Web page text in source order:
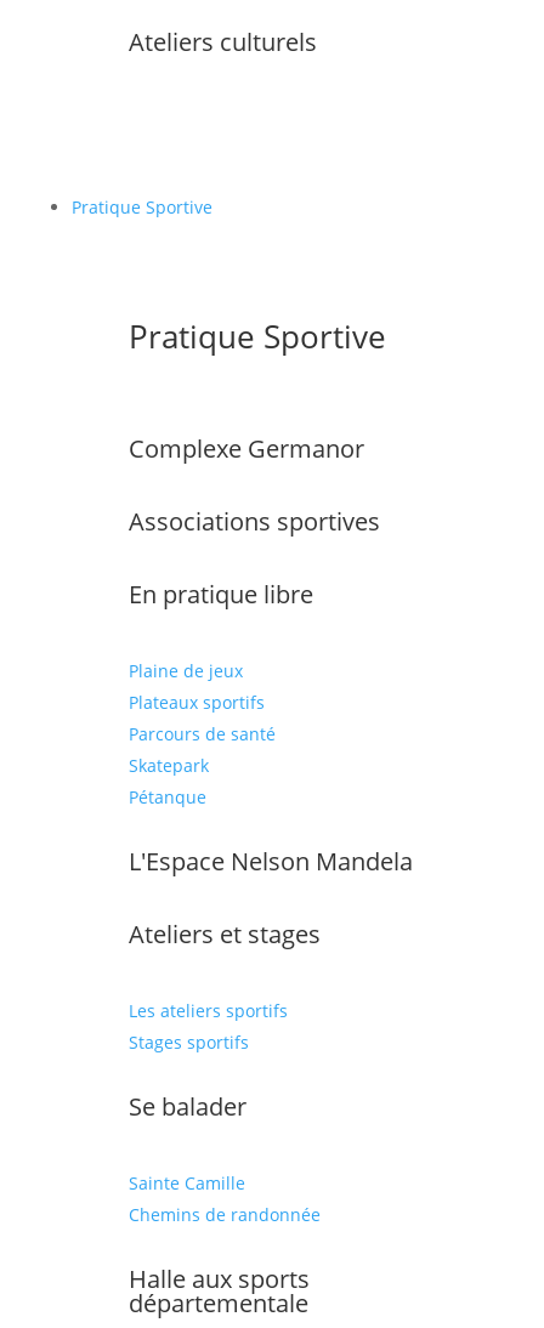
Ateliers culturels
Pratique Sportive
Pratique Sportive
Complexe Germanor
Associations sportives
En pratique libre
Plaine de jeux
Plateaux sportifs
Parcours de santé
Skatepark
Pétanque
L'Espace Nelson Mandela
Ateliers et stages
Les ateliers sportifs
Stages sportifs
Se balader
Sainte Camille
Chemins de randonnée
Halle aux sports
départementale